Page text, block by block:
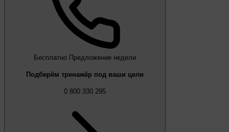
Бесплатно Предложение недели
Подберём тренажёр под ваши цели
0 800 330 295